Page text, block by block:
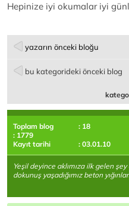
Hepinize iyi okumalar iyi
yazarın önceki bloğu
bu kategorideki önceki blog
Toplam blog
: 18
: 1779
Kayıt tarihi
: 03.01.10
Yeşil deyince aklımıza ilk gelen şey
dokunuş yaşadığımız beton